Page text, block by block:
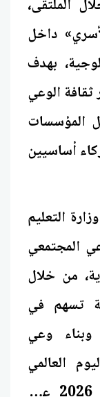
الملتقى،
داخل
بهدف
ثقافة الوعي
المؤسسات
أساسيين
التعليم
المجتمعي
من خلال
تسهم في
وعي
العالمي